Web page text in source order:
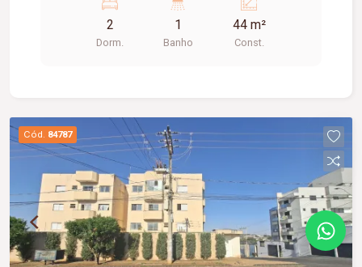
conta com elevador, proporcionando mais
praticidade no dia a dia. O condomínio oferece
uma excelente infraestrutura de lazer e
qualidade de vida para toda a família.
2
Dorm.
1
Banho
44 m²
Const.
Cód. 84787